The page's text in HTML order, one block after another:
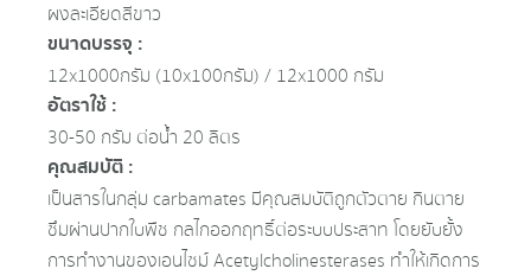
ผงละเอียดสีขาว
ขนาดบรรจุ :
12x1000กรัม (10x100กรัม) / 12x1000 กรัม
อัตราใช้ :
30-50 กรัม ต่อน้ำ 20 ลิตร
คุณสมบัติ :
เป็นสารในกลุ่ม carbamates มีคุณสมบัติถูกตัวตาย กินตาย
ซึมผ่านปากใบพืช กลไกออกฤทธิ์ต่อระบบประสาท โดยยับยั้ง
การทำงานของเอนไซม์ Acetylcholinesterases ทำให้เกิดการ